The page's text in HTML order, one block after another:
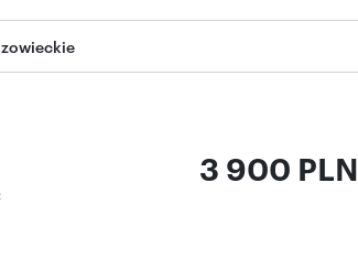
3 900 PLN